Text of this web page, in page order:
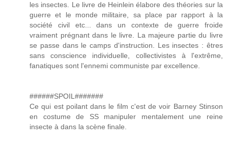
les insectes. Le livre de Heinlein élabore des théories sur la
guerre et le monde militaire, sa place par rapport à la
société civil etc... dans un contexte de guerre froide
vraiment prégnant dans le livre. La majeure partie du livre
se passe dans le camps d'instruction. Les insectes : êtres
sans conscience individuelle, collectivistes à l'extrême,
fanatiques sont l'ennemi communiste par excellence.
######SPOIL#######
Ce qui est poilant dans le film c'est de voir Barney Stinson
en costume de SS manipuler mentalement une reine
insecte à dans la scène finale.